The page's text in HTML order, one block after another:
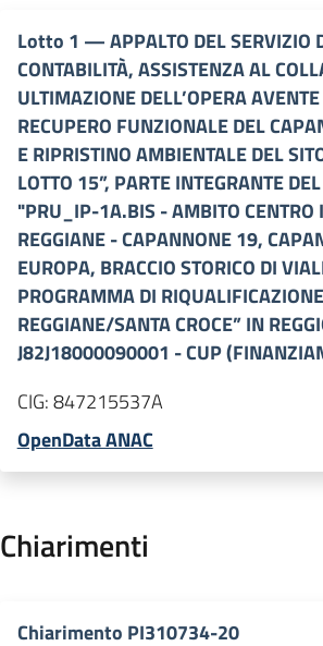
Lotto 1 —APPALTO DEL SERVIZIO
CONTABILITÀ, ASSISTENZA AL
ULTIMAZIONE DELL’OPERA
RECUPERO FUNZIONALE DEL
E RIPRISTINO AMBIENTALE DEL
LOTTO 15”, PARTE INTEGRANTE
"PRU_IP-1A.BIS - AMBITO CENTRO
REGGIANE - CAPANNONE 19,
EUROPA, BRACCIO STORICO DI
PROGRAMMA DI
REGGIANE/SANTA CROCE” IN
J82J18000090001 - CUP
CIG:847215537A
OpenData ANAC
Chiarimenti
Chiarimento PI310734-20